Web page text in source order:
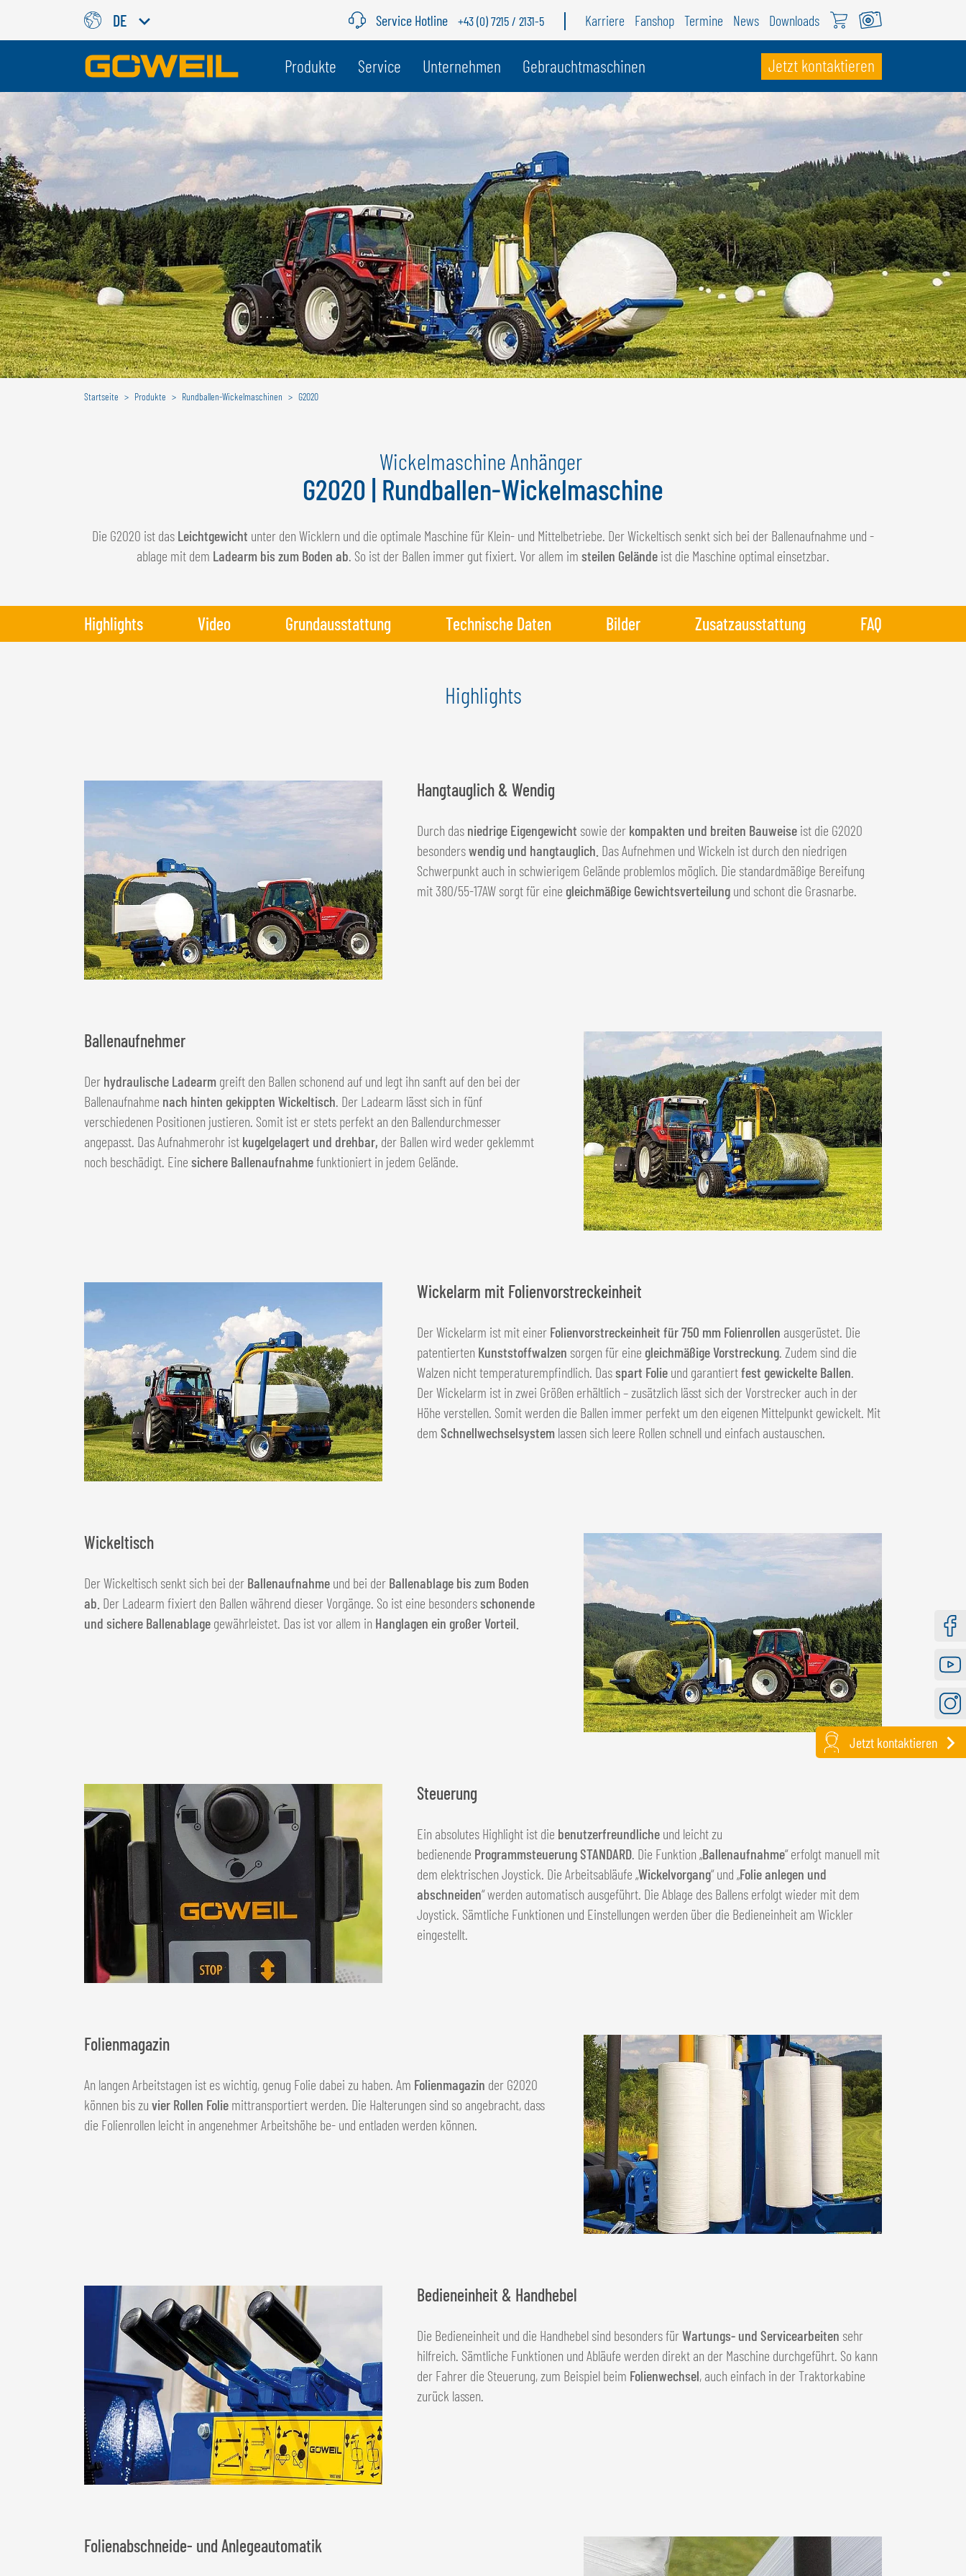
DE
Wählen Sie Ihre Sprache / Ihr Land
INTERNATIONAL
GÖWEIL
ENGLISH
FRANÇAIS
NEDERLANDS
ESPAÑOL
POLSKI
ČESKÝ
BELGIEN
GÖWEIL BNL
NEDERLANDS
FRANÇAIS
DEUTSCH
SCHWEIZ
GÖWEIL Schweiz
DEUTSCH
FRANÇAIS
Service Hotline +43 (0) 7215 / 2131-5 Karriere Fanshop Termine News Downloads
Produkte Service Unternehmen Gebrauchtmaschinen Jetzt kontaktieren
Startseite Produkte Rundballen-Wickelmaschinen G2020
Wickelmaschine Anhänger
G2020 | Rundballen-Wickelmaschine
Die G2020 ist das Leichtgewicht unter den Wicklern und die optimale Maschine für Klein- und Mittelbetriebe. Der Wickeltisch senkt sich bei der Ballenaufnahme und -
ablage mit dem Ladearm bis zum Boden ab . So ist der Ballen immer gut fixiert. Vor allem im steilen Gelände ist die Maschine optimal einsetzbar.
Highlights Video Grundausstattung Technische Daten Bilder Zusatzausstattung FAQ
Highlights
Hangtauglich & Wendig
Durch das niedrige Eigengewicht sowie der kompakten und breiten Bauweise ist die G2020
besonderswendig und hangtauglich. Das Aufnehmen und Wickeln ist durch den niedrigen
Schwerpunkt auch in schwierigem Gelände problemlos möglich. Die standardmäßige Bereifung
mit 380/55-17AW sorgt für eine gleichmäßige Gewichtsverteilung und schont die Grasnarbe.
Ballenaufnehmer
Der hydraulische Ladearm greift den Ballen schonend auf und legt ihn sanft auf den bei der
Ballenaufnahme nach hinten gekippten Wickeltisch . Der Ladearm lässt sich in fünf
verschiedenen Positionen justieren. Somit ist er stets perfekt an den Ballendurchmesser
angepasst. Das Aufnahmerohr ist kugelgelagert und drehbar, der Ballen wird weder geklemmt
noch beschädigt. Eine sichere Ballenaufnahmefunktioniert in jedem Gelände.
Wickelarm mit Folienvorstreckeinheit
Der Wickelarm ist mit einer Folienvorstreckeinheit für 750 mm Folienrollen ausgerüstet. Die
patentierten Kunststoffwalzen sorgen für eine gleichmäßige Vorstreckung . Zudem sind die
Walzen nicht temperaturempfindlich. Dasspart Folie und garantiertfest gewickelte Ballen
Der Wickelarm ist in zwei Größen erhältlich – zusätzlich lässt sich der Vorstrecker auch in der
Höhe verstellen. Somit werden die Ballen immer perfekt um den eigenen Mittelpunkt gewickelt. Mit
demSchnellwechselsystem lassen sich leere Rollen schnell und einfach austauschen.
Wickeltisch
Der Wickeltisch senkt sich bei der Ballenaufnahme und bei der Ballenablage bis zum Boden
ab. Der Ladearm fixiert den Ballen während dieser Vorgänge. So ist eine besondersschonende
und sichere Ballenablage gewährleistet. Das ist vor allem in Hanglagen ein großer Vorteil.
Steuerung
Ein absolutes Highlight ist die benutzerfreundliche und leicht zu
bedienende Programmsteuerung STANDARD . Die Funktion „Ballenaufnahme“ erfolgt manuell mit
dem elektrischen Joystick. Die Arbeitsabläufe „Wickelvorgang“ und „Folie anlegen und
abschneiden“ werden automatisch ausgeführt. Die Ablage des Ballens erfolgt wieder mit dem
Joystick. Sämtliche Funktionen und Einstellungen werden über die Bedieneinheit am Wickler
eingestellt.
Folienmagazin
An langen Arbeitstagen ist es wichtig, genug Folie dabei zu haben. Am Folienmagazin der G2020
können bis zu vier Rollen Folie mittransportiert werden. Die Halterungen sind so angebracht, dass
die Folienrollen leicht in angenehmer Arbeitshöhe be- und entladen werden können.
Bedieneinheit & Handhebel
Die Bedieneinheit und die Handhebel sind besonders fürWartungs- und Servicearbeiten sehr
hilfreich. Sämtliche Funktionen und Abläufe werden direkt an der Maschine durchgeführt. So kann
der Fahrer die Steuerung, zum Beispiel beim Folienwechsel, auch einfach in der Traktorkabine
zurück lassen.
Folienabschneide- und Anlegeautomatik
Jetzt kontaktieren